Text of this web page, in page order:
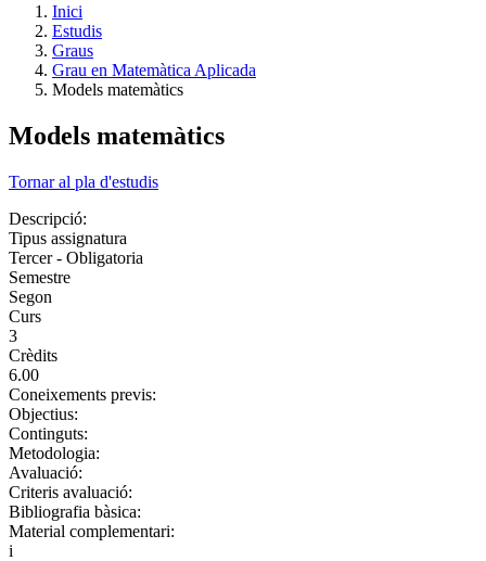
Inici
Estudis
Graus
Grau en Matemàtica Aplicada
Models matemàtics
Models matemàtics
Tornar al pla d'estudis
Descripció:
Tipus assignatura
Tercer - Obligatoria
Semestre
Segon
Curs
3
Crèdits
6.00
Coneixements previs:
Objectius:
Continguts:
Metodologia:
Avaluació:
Criteris avaluació:
Bibliografia bàsica:
Material complementari:
i